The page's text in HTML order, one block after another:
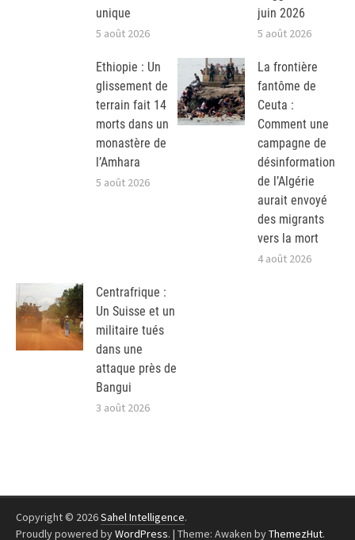
unique
5 août 2026
juin 2026
5 août 2026
Ethiopie : Un
glissement de
terrain fait 14
morts dans un
monastère de
l’Amhara
5 août 2026
La frontière
fantôme de
Ceuta :
Comment une
campagne de
désinformation
de l’Algérie
aurait envoyé
des migrants
vers la mort
4 août 2026
Centrafrique :
Un Suisse et un
militaire tués
dans une
attaque près de
Bangui
3 août 2026
Copyright © 2026Sahel Intelligence.
Proudly powered byWordPress. | Theme: Awaken byThemezHut.